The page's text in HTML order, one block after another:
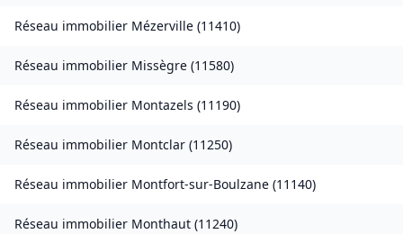
Réseau immobilier Mézerville (11410)
Réseau immobilier Missègre (11580)
Réseau immobilier Montazels (11190)
Réseau immobilier Montclar (11250)
Réseau immobilier Montfort-sur-Boulzane (11140)
Réseau immobilier Monthaut (11240)